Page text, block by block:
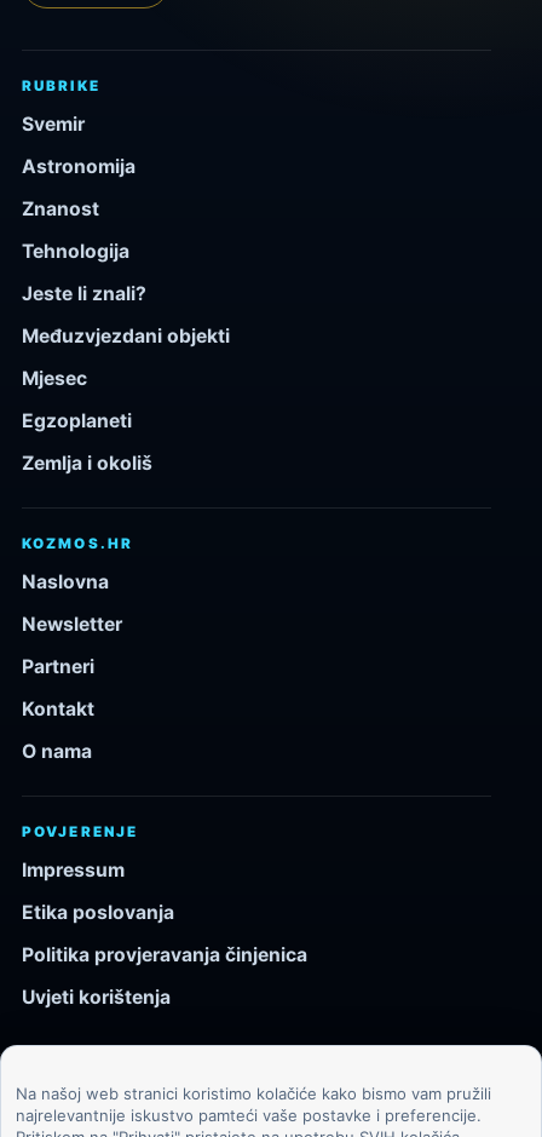
RUBRIKE
Svemir
Astronomija
Znanost
Tehnologija
Jeste li znali?
Međuzvjezdani objekti
Mjesec
Egzoplaneti
Zemlja i okoliš
KOZMOS.HR
Naslovna
Newsletter
Partneri
Kontakt
O nama
POVJERENJE
Impressum
Etika poslovanja
Politika provjeravanja činjenica
Uvjeti korištenja
© 2026 Kozmos.hr. Sva prava pridržana.
Na našoj web stranici koristimo kolačiće kako bismo vam pružili
najrelevantnije iskustvo pamteći vaše postavke i preferencije.